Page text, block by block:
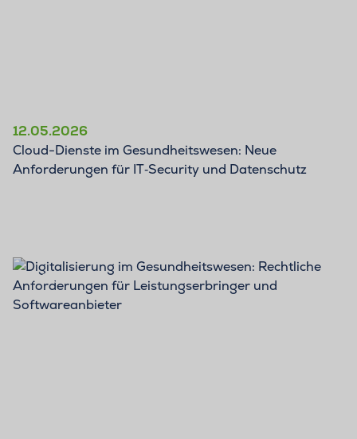
12.05.2026
Cloud-Dienste im Gesundheitswesen: Neue
Anforderungen für IT‑Security und Datenschutz
BLOG